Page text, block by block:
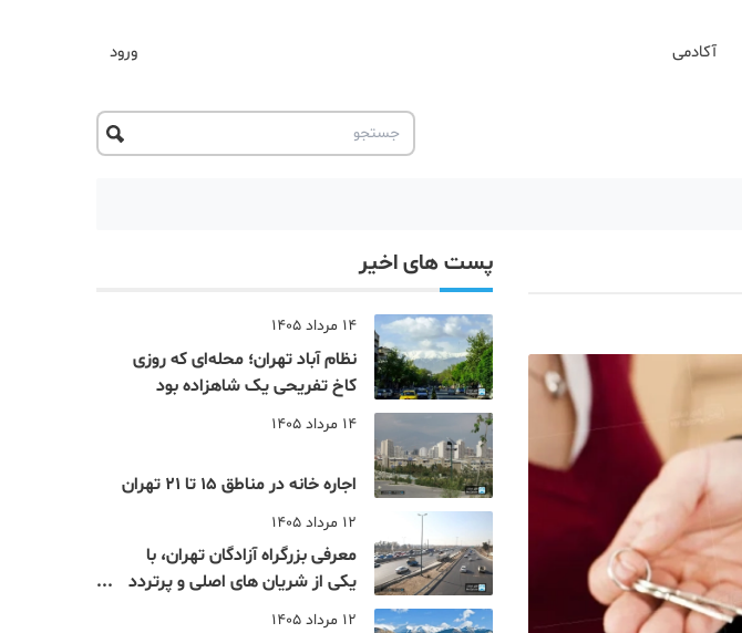
آکادمی ورود
پست های اخیر
14 مرداد 1405
نظام‌ آباد تهران؛ محله‌ای که روزی
کاخ تفریحی یک شاهزاده بود
14 مرداد 1405
اجاره خانه در مناطق 15 تا 21 تهران
12 مرداد 1405
معرفی بزرگراه آزادگان تهران، با
یکی از شریان های اصلی و پرتردد
جنوب پایتخت آشنا شوید
12 مرداد 1405